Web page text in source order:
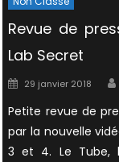
Revue de
Lab Secret
Posted
29 janvier 2018
Petite revue de
par la nouvelle
3 et 4. Le Tube,